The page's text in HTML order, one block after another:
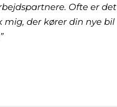
Ofte er det
mig, der kører din nye bil